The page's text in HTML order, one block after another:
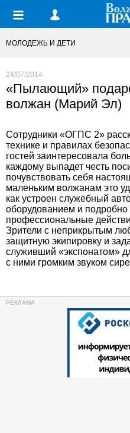
МОЛОДЕЖЬ И ДЕТИ
24/07/2014
«Пылающий»
волжан (Марий Эл)
Сотрудники «ОГПС 2»
технике и правилах
гостей заинтересовала
каждому выпадет честь
почувствовать себя
маленьким волжанам это
как устроен служебный
оборудованием и подробно
профессиональные
Зрители с неприкрытым
защитную экипировку и
служивший «экспонатом»
с ними громким звуком